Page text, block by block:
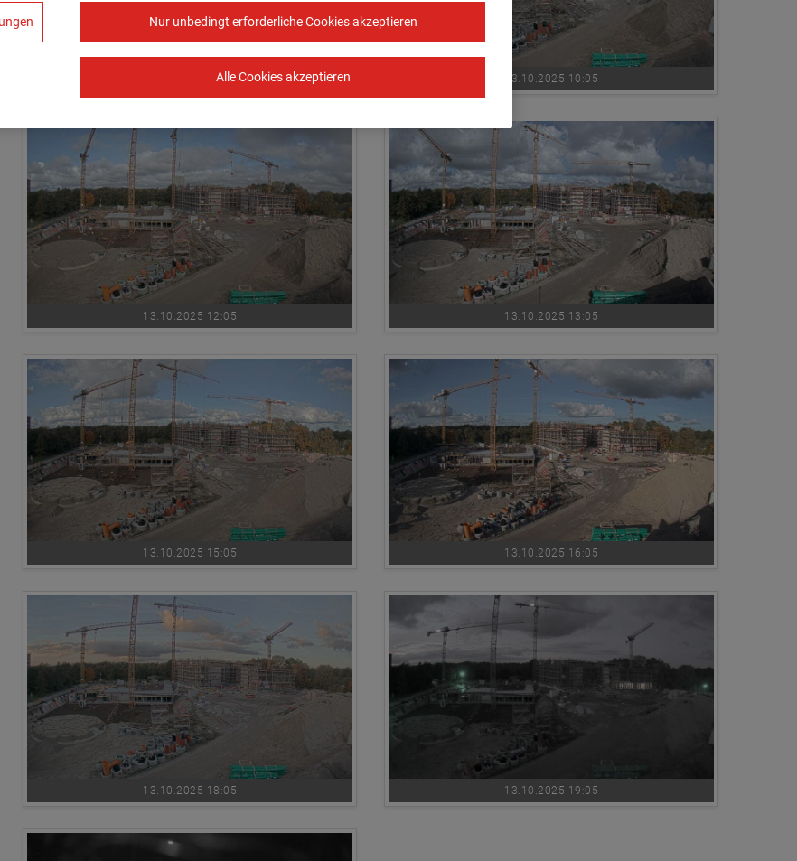
13.10.2025 09:05 13.10.2025 10:05
13.10.2025 12:05 13.10.2025 13:05
13.10.2025 15:05 13.10.2025 16:05
13.10.2025 18:05 13.10.2025 19:05
Nur unbedingt erforderliche Cookies akzeptieren
Alle Cookies akzeptieren